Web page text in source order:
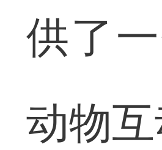
供了
动物